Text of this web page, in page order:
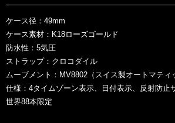
ケース径：49mm
ケース素材：K18ローズゴールド
防水性：5気圧
ストラップ：クロコダイル
ムーブメント：MV8802（スイス製オートマティ
仕様：4タイムゾーン表示、日付表示、反射防止
世界88本限定